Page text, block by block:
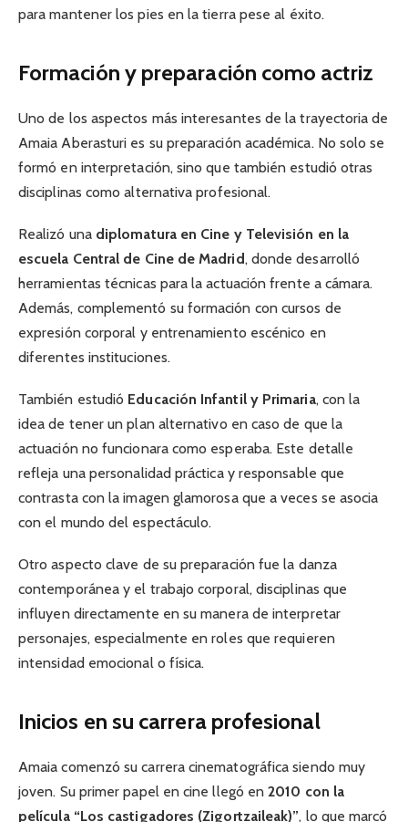
para mantener los pies en la tierra pese al éxito.
Formación y preparación como actriz
Uno de los aspectos más interesantes de la trayectoria de
Amaia Aberasturi es su preparación académica. No solo se
formó en interpretación, sino que también estudió otras
disciplinas como alternativa profesional.
Realizó una diplomatura en Cine y Televisión en la
escuela Central de Cine de Madrid, donde desarrolló
herramientas técnicas para la actuación frente a cámara.
Además, complementó su formación con cursos de
expresión corporal y entrenamiento escénico en
diferentes instituciones.
También estudió Educación Infantil y Primaria, con la
idea de tener un plan alternativo en caso de que la
actuación no funcionara como esperaba. Este detalle
refleja una personalidad práctica y responsable que
contrasta con la imagen glamorosa que a veces se asocia
con el mundo del espectáculo.
Otro aspecto clave de su preparación fue la danza
contemporánea y el trabajo corporal, disciplinas que
influyen directamente en su manera de interpretar
personajes, especialmente en roles que requieren
intensidad emocional o física.
Inicios en su carrera profesional
Amaia comenzó su carrera cinematográfica siendo muy
joven. Su primer papel en cine llegó en2010 con la
película “Los castigadores (Zigortzaileak)”, lo que marcó